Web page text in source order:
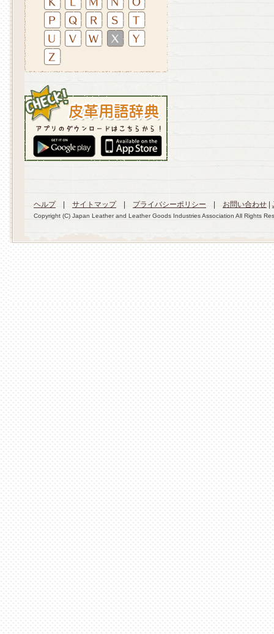
ヘルプ| サイトマップ| プライバシーポリシー お問い合わせ
Copyright (C) Japan Leather and Leather Goods Industries Association All Rights